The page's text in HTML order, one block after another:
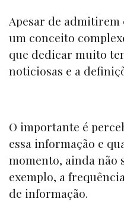
Apesar de admitirem
um conceito
que dedicar muito
noticiosas e a
O importante é
essa informação e
momento, ainda não
exemplo, a
de informação.